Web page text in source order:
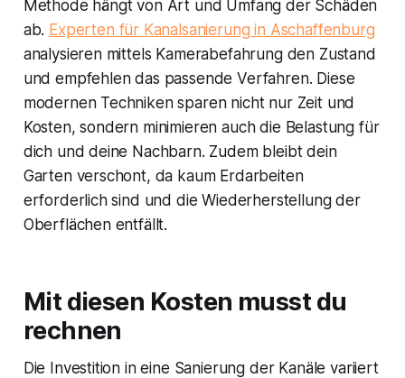
Methode hängt von Art und Umfang der Schäden
ab. Experten für Kanalsanierung in Aschaffenburg
analysieren mittels Kamerabefahrung den Zustand
und empfehlen das passende Verfahren. Diese
modernen Techniken sparen nicht nur Zeit und
Kosten, sondern minimieren auch die Belastung für
dich und deine Nachbarn. Zudem bleibt dein
Garten verschont, da kaum Erdarbeiten
erforderlich sind und die Wiederherstellung der
Oberflächen entfällt.
Mit diesen Kosten musst du
rechnen
Die Investition in eine Sanierung der Kanäle variiert